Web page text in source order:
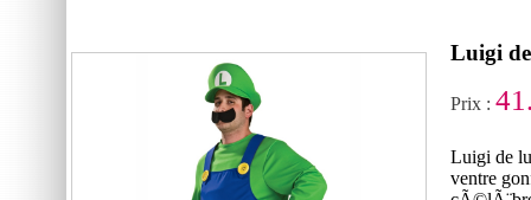
Luigi
Prix :
Luigi de
ventre